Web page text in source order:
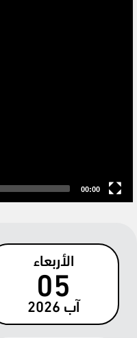
00:00
الأربعاء
05
آب 2026